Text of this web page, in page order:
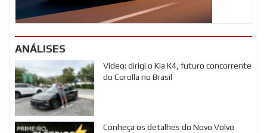
ANÁLISES
Vídeo: dirigi o Kia K4, futuro concorrente
do Corolla no Brasil
Conheça os detalhes do Novo Volvo